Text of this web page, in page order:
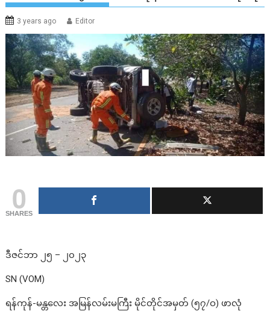
3 years ago Editor
0
SHARES
ဒီဇင်ဘာ ၂၅ – ၂၀၂၃
SN (VOM)
ရန်ကုန်-မန္တလေး အမြန်လမ်းမကြီး မိုင်တိုင်အမှတ် (၅၇/ဝ) ဖာလုံ